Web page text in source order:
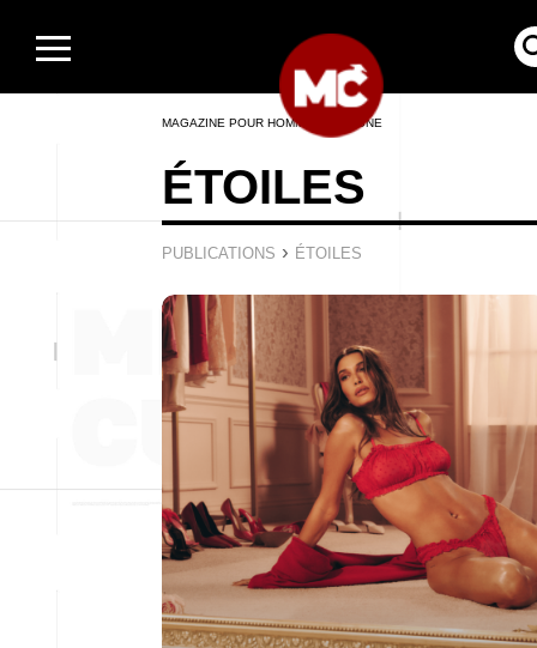
MAGAZINE POUR HOMMES EN LIGNE
ÉTOILES
PUBLICATIONS › ÉTOILES